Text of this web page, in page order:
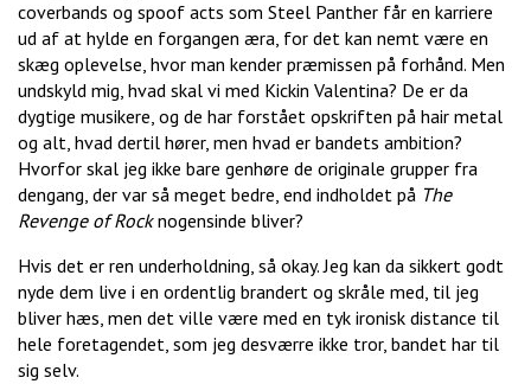
coverbands og spoof acts som Steel Panther får en karriere
ud af at hylde en forgangen æra, for det kan nemt være en
skæg oplevelse, hvor man kender præmissen på forhånd. Men
undskyld mig, hvad skal vi med Kickin Valentina? De er da
dygtige musikere, og de har forstået opskriften på hair metal
og alt, hvad dertil hører, men hvad er bandets ambition?
Hvorfor skal jeg ikke bare genhøre de originale grupper fra
dengang, der var så meget bedre, end indholdet på The
Revenge of Rocknogensinde bliver?
Hvis det er ren underholdning, så okay. Jeg kan da sikkert godt
nyde dem live i en ordentlig brandert og skråle med, til jeg
bliver hæs, men det ville være med en tyk ironisk distance til
hele foretagendet, som jeg desværre ikke tror, bandet har til
sig selv.